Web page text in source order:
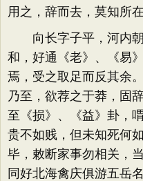
用之，辞而去，莫知所在
向长字子平，河内朝
和，好通《老》、《易
焉，受之取足而反其余
乃至，欲荐之于莽，固
至《损》、《益》卦，
贵不如贱，但未知死何
毕，敕断家事勿相关，
同好北海禽庆俱游五岳